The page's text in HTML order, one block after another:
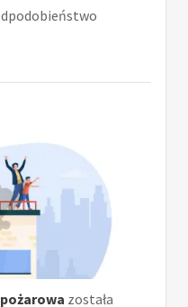
została